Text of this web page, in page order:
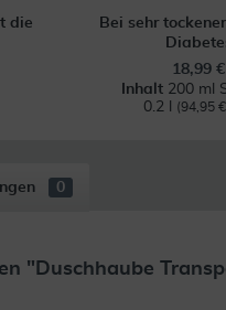
die
Bei sehr
18,99 €
Inhalt 200 ml
0.2 l
(94,95
0
"Duschhaube